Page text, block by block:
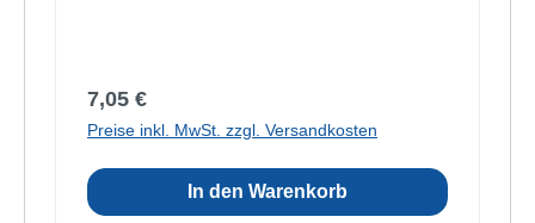
Regulärer Preis:
7,05 €
Preise inkl. MwSt. zzgl. Versandkosten
In den Warenkorb